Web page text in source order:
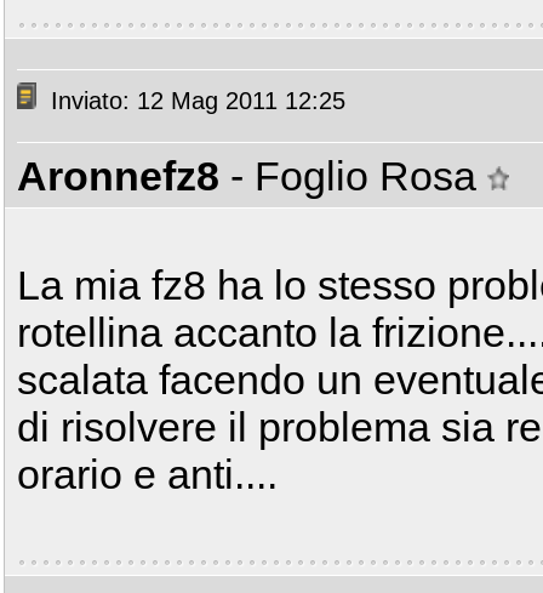
Inviato: 12 Mag 2011 12:25
Aronnefz8 - Foglio Rosa
La mia fz8 ha lo stesso
rotellina accanto la
scalata facendo un
di risolvere il problema sia
orario e anti....